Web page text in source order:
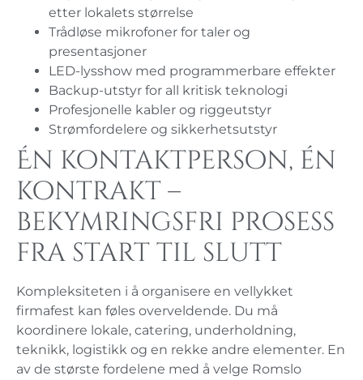
etter lokalets størrelse
Trådløse mikrofoner for taler og
presentasjoner
LED-lysshow med programmerbare effekter
Backup-utstyr for all kritisk teknologi
Profesjonelle kabler og riggeutstyr
Strømfordelere og sikkerhetsutstyr
Én kontaktperson, én
kontrakt –
bekymringsfri prosess
fra start til slutt
Kompleksiteten i å organisere en vellykket
firmafest kan føles overveldende. Du må
koordinere lokale, catering, underholdning,
teknikk, logistikk og en rekke andre elementer. En
av de største fordelene med å velge Romslo